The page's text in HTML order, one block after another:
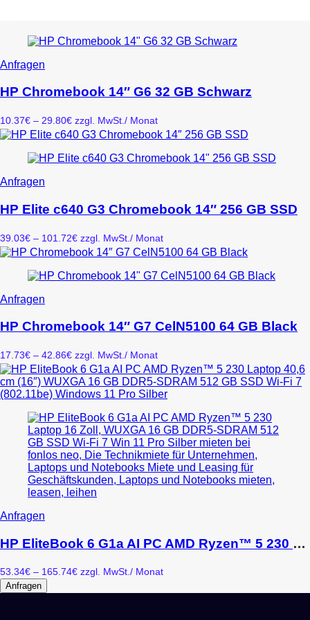
Anfragen
weist
mehrere
auf.
Die
Optionen
können
der
gewählt
HP Chromebook 14″ G6 32 GB Schwarz
10.37€ – 29.80€Preisspanne:
10.37€
29.80€
zzgl. MwSt. / Monat
Anfragen
weist
mehrere
auf.
Die
können
der
gewählt
HP Elite c640 G3 Chromebook 14″ 256 GB SSD
39.03€ – 101.72€Preisspanne:
39.03€
bis
101.72€
zzgl. MwSt. / Monat
Anfragen
weist
mehrere
auf.
Die
Optionen
können
auf
der
Produktseite
gewählt
werden
HP Chromebook 14″ G7 CelN5100 64 GB Black
17.73€ – 42.86€Preisspanne:
17.73€
bis
42.86€
zzgl. MwSt. / Monat
Anfragen
weist
mehrere
auf.
Die
HP EliteBook 6 G1a AI PC AMD Ryzen™ 5 230 Laptop 40,6 cm (16″) WUXGA 16 GB DDR5-SDRAM 512 GB SSD Wi-Fi 7 (802.11be) Windows 11 Pro Silber
53.34€ – 165.74€Preisspanne:
bis
zzgl. MwSt./ Monat
Anfragen